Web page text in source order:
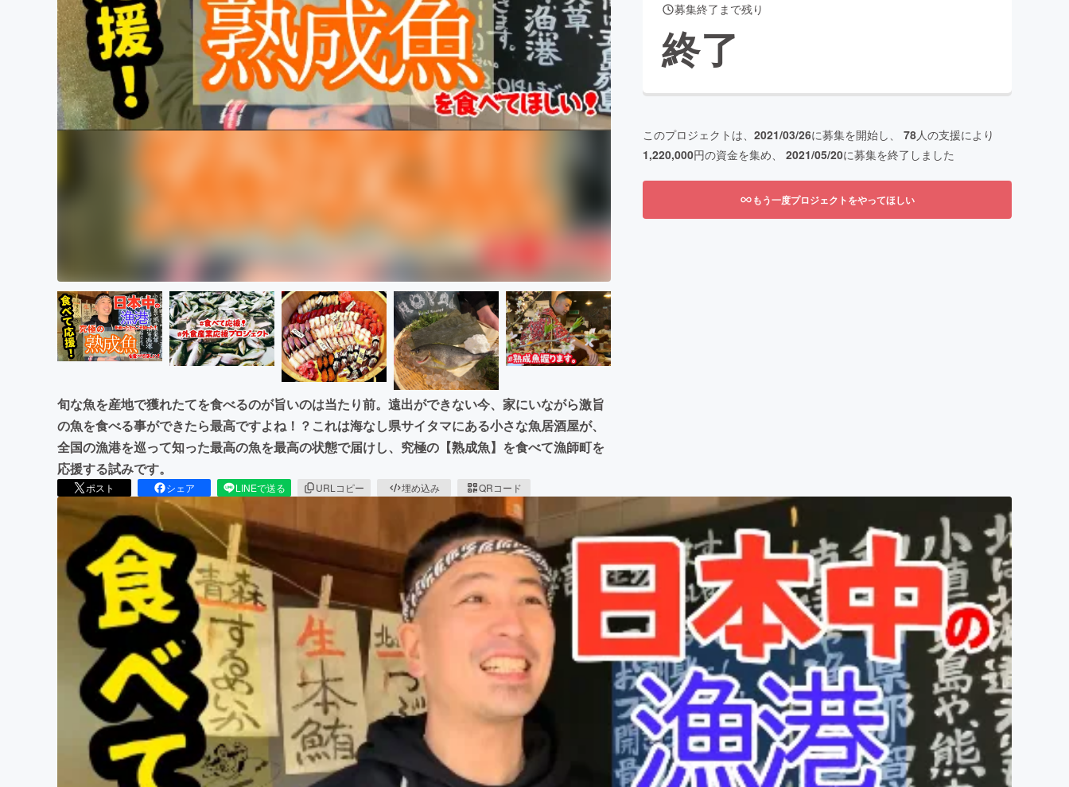
CAMPFIRE for Social GoodCAMPFIRE Creation
CAMPFIREふるさと納税machi-ya コミュニティ
旬な魚を産地で獲れたてを食べるのが旨いのは当たり前。遠出ができない今、家にいながら激旨
の魚を食べる事ができたら最高ですよね！？これは海なし県サイタマにある小さな魚居酒屋が、
全国の漁港を巡って知った最高の魚を最高の状態で届けし、究極の【熟成魚】を食べて漁師町を
応援する試みです。
ポスト シェア LINEで送る URLコピー 埋め込み QRコード
募集終了まで残り
終了
このプロジェクトは、 2021/03/26に募集を開始し、 78人の支援により
1,220,000円の資金を集め、 2021/05/20に募集を終了しました
もう一度プロジェクトをやってほしい